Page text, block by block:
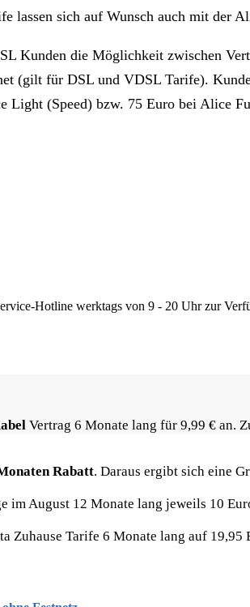
lassen sich auf Wunsch auch mit der
Kunden die Möglichkeit zwischen
(gilt für DSL und VDSL Tarife).
(Speed) bzw. 75 Euro bei Alice
Hotline werktags von 9 - 20 Uhr zur
Vertrag 6 Monate lang für 9,99 € an.
Rabatt. Daraus ergibt sich eine
im August 12 Monate lang jeweils 10
Zuhause Tarife 6 Monate lang auf